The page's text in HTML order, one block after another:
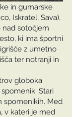
in gumarske
Iskratel, Sava),
nad sotočjem
ki ima športni
z umetno
ter notranji in
globoka
Stari
spomenikih. Med
v kateri je med